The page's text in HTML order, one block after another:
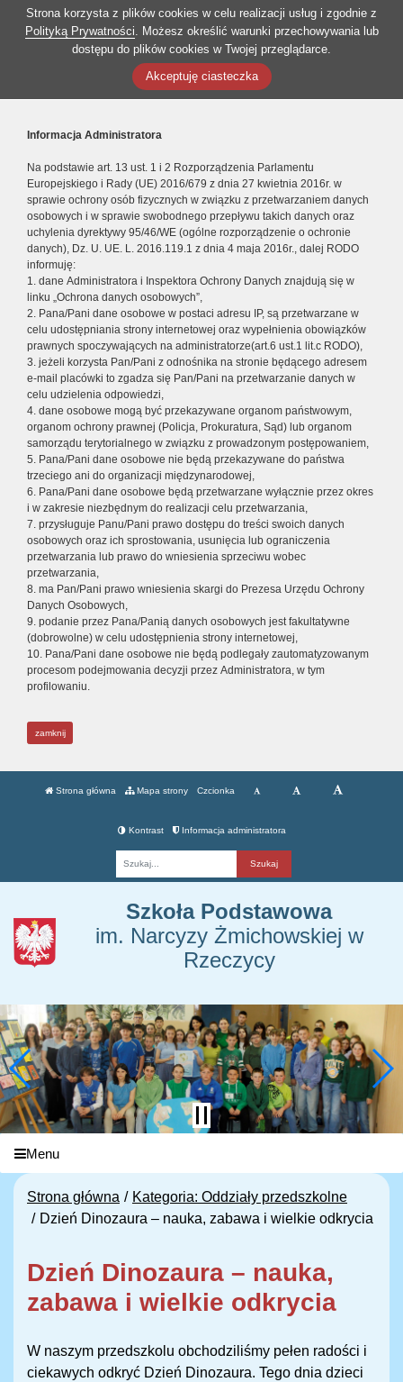
Strona korzysta z plików cookies w celu realizacji usług i zgodnie z
Polityką Prywatności. Możesz określić warunki przechowywania lub
dostępu do plików cookies w Twojej przeglądarce.
Akceptuję ciasteczka
Informacja Administratora
Na podstawie art. 13 ust. 1 i 2 Rozporządzenia Parlamentu
Europejskiego i Rady (UE) 2016/679 z dnia 27 kwietnia 2016r. w
sprawie ochrony osób fizycznych w związku z przetwarzaniem danych
osobowych i w sprawie swobodnego przepływu takich danych oraz
uchylenia dyrektywy 95/46/WE (ogólne rozporządzenie o ochronie
danych), Dz. U. UE. L. 2016.119.1 z dnia 4 maja 2016r., dalej RODO
informuję:
1. dane Administratora i Inspektora Ochrony Danych znajdują się w
linku „Ochrona danych osobowych”,
2. Pana/Pani dane osobowe w postaci adresu IP, są przetwarzane w
celu udostępniania strony internetowej oraz wypełnienia obowiązków
prawnych spoczywających na administratorze(art.6 ust.1 lit.c RODO),
3. jeżeli korzysta Pan/Pani z odnośnika na stronie będącego adresem
e-mail placówki to zgadza się Pan/Pani na przetwarzanie danych w
celu udzielenia odpowiedzi,
4. dane osobowe mogą być przekazywane organom państwowym,
organom ochrony prawnej (Policja, Prokuratura, Sąd) lub organom
samorządu terytorialnego w związku z prowadzonym postępowaniem,
5. Pana/Pani dane osobowe nie będą przekazywane do państwa
trzeciego ani do organizacji międzynarodowej,
6. Pana/Pani dane osobowe będą przetwarzane wyłącznie przez okres
i w zakresie niezbędnym do realizacji celu przetwarzania,
7. przysługuje Panu/Pani prawo dostępu do treści swoich danych
osobowych oraz ich sprostowania, usunięcia lub ograniczenia
przetwarzania lub prawo do wniesienia sprzeciwu wobec
przetwarzania,
8. ma Pan/Pani prawo wniesienia skargi do Prezesa Urzędu Ochrony
Danych Osobowych,
9. podanie przez Pana/Panią danych osobowych jest fakultatywne
(dobrowolne) w celu udostępnienia strony internetowej,
10. Pana/Pani dane osobowe nie będą podlegały zautomatyzowanym
procesom podejmowania decyzji przez Administratora, w tym
profilowaniu.
zamknij
Strona główna Mapa strony Czcionka
Kontrast Informacja administratora
Szkoła Podstawowa
im. Narcyzy Żmichowskiej w
Rzeczycy
Menu
Strona główna
Kategoria: Oddziały przedszkolne
Dzień Dinozaura – nauka, zabawa i wielkie odkrycia
Dzień Dinozaura – nauka,
zabawa i wielkie odkrycia
W naszym przedszkolu obchodziliśmy pełen radości i
ciekawych odkryć Dzień Dinozaura. Tego dnia dzieci